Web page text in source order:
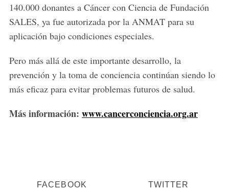
140.000 donantes a Cáncer con Ciencia de Fundación
SALES, ya fue autorizada por la ANMAT para su
aplicación bajo condiciones especiales.
Pero más allá de este importante desarrollo, la
prevención y la toma de conciencia continúan siendo lo
más eficaz para evitar problemas futuros de salud.
Más información: www.cancerconciencia.org.ar
FACEBOOK TWITTER